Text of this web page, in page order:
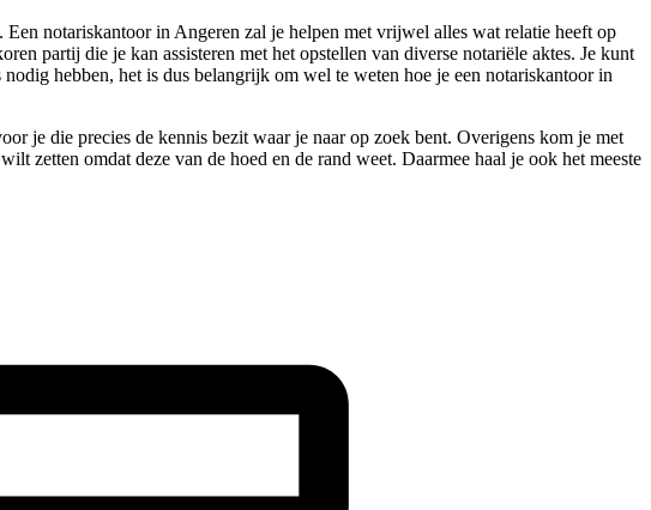
notariskantoor in Angeren zal je helpen met vrijwel alles wat relatie heeft op
partij die je kan assisteren met het opstellen van diverse notariële aktes. Je kunt
hebben, het is dus belangrijk om wel te weten hoe je een notariskantoor in
je die precies de kennis bezit waar je naar op zoek bent. Overigens kom je met
zetten omdat deze van de hoed en de rand weet. Daarmee haal je ook het meeste